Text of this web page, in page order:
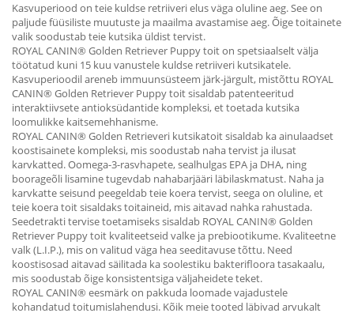
Kasvuperiood on teie kuldse retriiveri elus väga oluline aeg. See on
paljude füüsiliste muutuste ja maailma avastamise aeg. Õige toitainete
valik soodustab teie kutsika üldist tervist.
ROYAL CANIN® Golden Retriever Puppy toit on spetsiaalselt välja
töötatud kuni 15 kuu vanustele kuldse retriiveri kutsikatele.
Kasvuperioodil areneb immuunsüsteem järk-järgult, mistõttu ROYAL
CANIN® Golden Retriever Puppy toit sisaldab patenteeritud
interaktiivsete antioksüdantide kompleksi, et toetada kutsika
loomulikke kaitsemehhanisme.
ROYAL CANIN® Golden Retrieveri kutsikatoit sisaldab ka ainulaadset
koostisainete kompleksi, mis soodustab naha tervist ja ilusat
karvkatted. Oomega-3-rasvhapete, sealhulgas EPA ja DHA, ning
boorageõli lisamine tugevdab nahabarjääri läbilaskmatust. Naha ja
karvkatte seisund peegeldab teie koera tervist, seega on oluline, et
teie koera toit sisaldaks toitaineid, mis aitavad nahka rahustada.
Seedetrakti tervise toetamiseks sisaldab ROYAL CANIN® Golden
Retriever Puppy toit kvaliteetseid valke ja prebiootikume. Kvaliteetne
valk (L.I.P.), mis on valitud väga hea seeditavuse tõttu. Need
koostisosad aitavad säilitada ka soolestiku bakterifloora tasakaalu,
mis soodustab õige konsistentsiga väljaheidete teket.
ROYAL CANIN® eesmärk on pakkuda loomade vajadustele
kohandatud toitumislahendusi. Kõik meie tooted läbivad arvukalt